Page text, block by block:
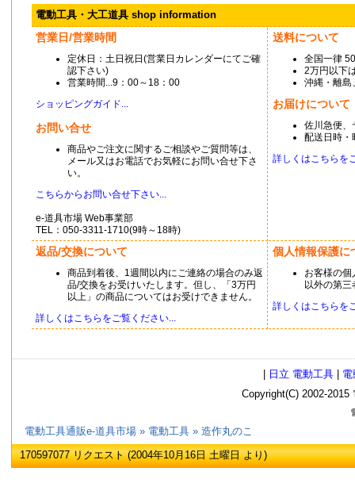
電動工具・大工道具 shop information
営業日/営業時間
定休日：土日祝日(営業日カレンダーにてご確
認下さい)
営業時間...9：00～18：00
ショッピングガイド...
お問い合せ
商品やご注文に関するご相談やご質問等は、
メール又はお電話でお気軽にお問い合せ下さ
い。
こちらからお問い合せ下さい...
e-道具市場 Web事業部
TEL：050-3311-1710(9時～18時)
送料について
全国一律
2万円以下
沖縄・離島
お届けについて
佐川急便、
配送日時・
詳しくはこちらを
返品/交換について
商品到着後、1週間以内にご連絡の場合のみ返
品/交換をお受けいたします。但し、「3万円
以上」の商品についてはお受けできません。
詳しくはこちらをご覧ください...
個人情報保護に
お客様の個
以外の第
詳しくはこちらを
日立 電動工具|
Copyright(C) 2002-
電動工具通販e-道具市場 » 電動工具 » 造作丸のこ
170597077 リクエスト (2004年10月16日 土曜日 より)